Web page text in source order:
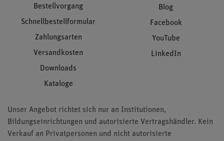
Bestellvorgang
Schnellbestellformular
Zahlungsarten
Versandkosten
Downloads
Kataloge
Blog
Facebook
YouTube
LinkedIn
Unser Angebot richtet sich nur an Institutionen,
Bildungseinrichtungen und autorisierte Vertragshändler. Kein
Verkauf an Privatpersonen und nicht autorisierte